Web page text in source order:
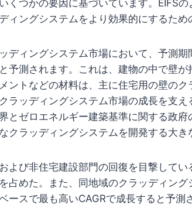
くつかの要因に基づいています。EIFS
ィングシステムをより効果的にするため
ディングシステム市場において、予測
予測されます。これは、建物の中で壁
ントなどの材料は、主に住宅用の壁の
ラッディングシステム市場の成長を支
とゼロエネルギー建築基準に関する政
クラッディングシステムを開発する大き
よび非住宅建設部門の回復を目撃して
占めた。また、同地域のクラッディン
ースで最も高いCAGRで成長すると予